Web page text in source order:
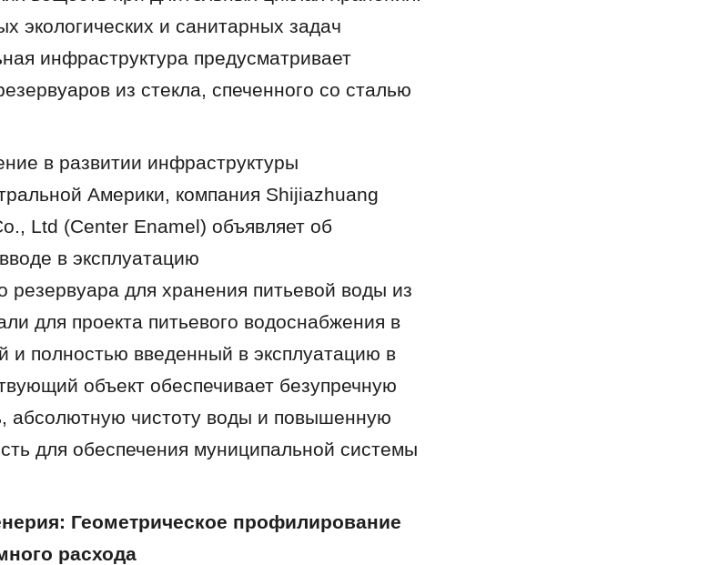
экологических и санитарных задач
инфраструктура предусматривает
из стекла, спеченного со сталью
в развитии инфраструктуры
Америки, компания Shijiazhuang
Ltd (Center Enamel) объявляет об
в эксплуатацию
резервуара для хранения питьевой воды из
для проекта питьевого водоснабжения в
и полностью введенный в эксплуатацию в
объект обеспечивает безупречную
абсолютную чистоту воды и повышенную
для обеспечения муниципальной системы
Геометрическое профилирование
расхода